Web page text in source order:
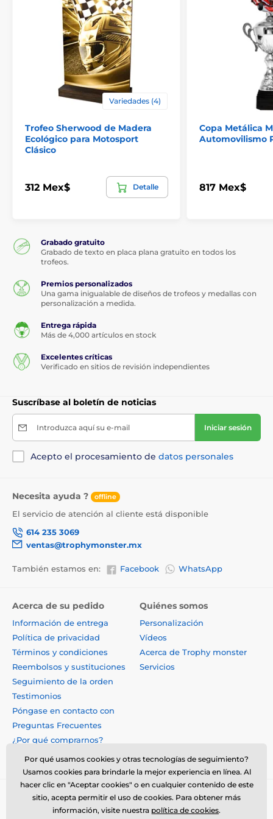
Variedades (4)
Trofeo Sherwood de Madera
Ecológico para Motosport
Clásico
312 Mex$ Detalle
Copa Metálica
Automovilismo
817 Mex$
Grabado gratuito
Grabado de texto en placa plana gratuito en todos los
trofeos.
Premios personalizados
Una gama inigualable de diseños de trofeos y medallas con
personalización a medida.
Entrega rápida
Más de 4,000 artículos en stock
Excelentes críticas
Verificado en sitios de revisión independientes
Suscríbase al boletín de noticias
Introduzca aquí su e-mail Iniciar sesión
Acepto el procesamiento de datos personales
Necesita ayuda ? offline
El servicio de atención al cliente está disponible
614 235 3069
ventas@trophymonster.mx
También estamos en: Facebook WhatsApp
Acerca de su pedido
Información de entrega
Política de privacidad
Términos y condiciones
Reembolsos y sustituciones
Seguimiento de la orden
Testimonios
Póngase en contacto con
Preguntas Frecuentes
¿Por qué comprarnos?
Quiénes somos
Personalización
Vídeos
Acerca de Trophy monster
Servicios
Por qué usamos cookies y otras tecnologías de seguimiento?
Usamos cookies para brindarle la mejor experiencia en línea. Al
hacer clic en "Aceptar cookies" o en cualquier contenido de este
sitio, acepta permitir el uso de cookies. Para obtener más
información, visite nuestra política de cookies.